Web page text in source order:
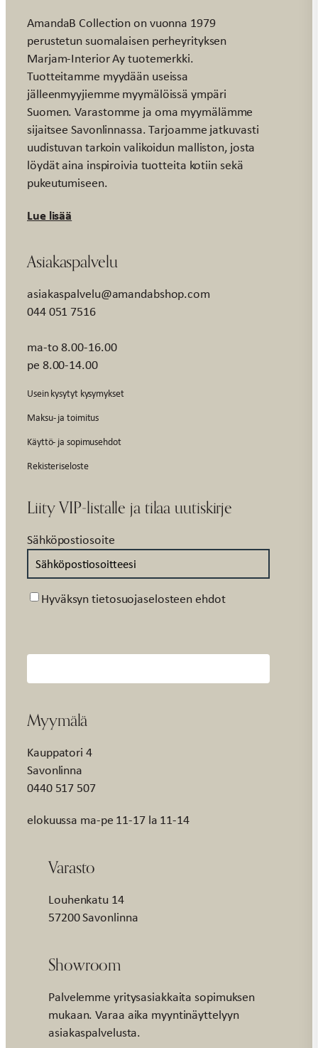
AmandaB Collection on vuonna 1979
perustetun suomalaisen perheyrityksen
Marjam-Interior Ay tuotemerkki.
Tuotteitamme myydään useissa
jälleenmyyjiemme myymälöissä ympäri
Suomen. Varastomme ja oma myymälämme
sijaitsee Savonlinnassa. Tarjoamme jatkuvasti
uudistuvan tarkoin valikoidun malliston, josta
löydät aina inspiroivia tuotteita kotiin sekä
pukeutumiseen.
Lue lisää
Asiakaspalvelu
asiakaspalvelu@amandabshop.com
044 051 7516
ma-to 8.00-16.00
pe 8.00-14.00
Usein kysytyt kysymykset
Maksu- ja toimitus
Käyttö- ja sopimusehdot
Rekisteriseloste
Liity VIP-listalle ja tilaa uutiskirje
Sähköpostiosoite
Suostumus
Hyväksyn tietosuojaselosteen ehdot
Myymälä
Kauppatori 4
Savonlinna
0440 517 507
elokuussa ma-pe 11-17 la 11-14
Varasto
Louhenkatu 14
57200 Savonlinna
Showroom
Palvelemme yritysasiakkaita sopimuksen
mukaan. Varaa aika myyntinäyttelyyn
asiakaspalvelusta.